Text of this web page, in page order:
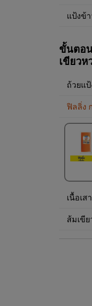
แป้งข้
ขั้นตอ
เขียวห
ถ้วยแ
ฟิลลิ่ง
เนื้อเส
ส้มเขี